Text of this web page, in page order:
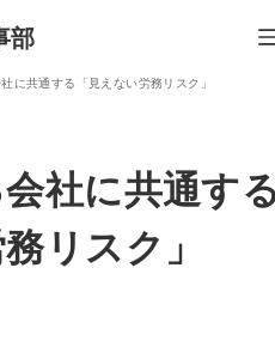
部
に共通する「見えない労務リスク」
社に共通す
リスク」